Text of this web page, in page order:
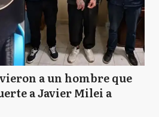
a un hombre que
a Javier Milei a